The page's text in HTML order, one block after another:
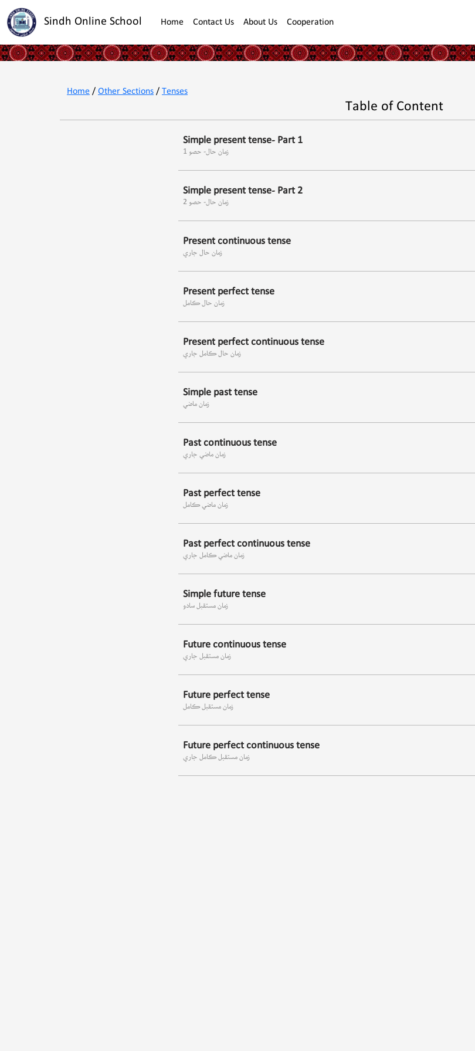
Sindh Online School Home Contact Us About Us Cooperation
Home/Other Sections/Tenses
Table of Content
Simple present tense- Part 1
زمان حال- حصو 1
Simple present tense- Part 2
زمان حال- حصو 2
Present continuous tense
زمان حال جاري
Present perfect tense
زمان حال ڪامل
Present perfect continuous tense
زمان حال ڪامل جاري
Simple past tense
زمان ماضي
Past continuous tense
زمان ماضي جاري
Past perfect tense
زمان ماضي ڪامل
Past perfect continuous tense
زمان ماضي ڪامل جاري
Simple future tense
زمان مستقبل سادو
Future continuous tense
زمان مستقبل جاري
Future perfect tense
زمان مستقبل ڪامل
Future perfect continuous tense
زمان مستقبل ڪامل جاري